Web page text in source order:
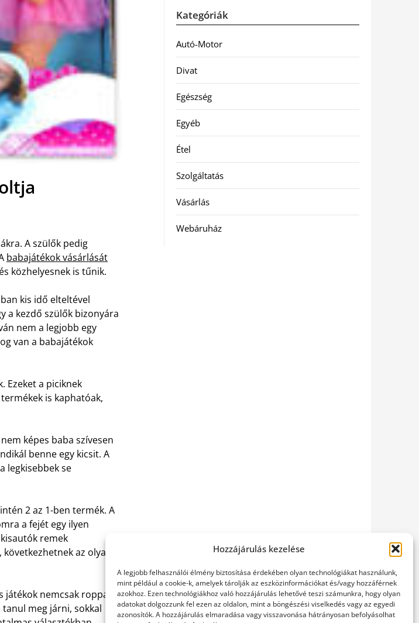
Hozzájárulás kezelése
A legjobb felhasználói élmény biztosítása érdekében olyan technológiákat használunk,
mint például a cookie-k, amelyek tárolják az eszközinformációkat és/vagy hozzáférnek
azokhoz. Ezen technológiákhoz való hozzájárulás lehetővé teszi számunkra, hogy olyan
adatokat dolgozzunk fel ezen az oldalon, mint a böngészési viselkedés vagy az egyedi
azonosítók. A hozzájárulás elmaradása vagy visszavonása hátrányosan befolyásolhat
A szülők pedig
babajátékok vásárlását
közhelyesnek is tűnik.
kis idő elteltével
a kezdő szülők bizonyára
nem a legjobb egy
van a babajátékok
Ezeket a piciknek
is kaphatóak,
képes baba szívesen
benne egy kicsit. A
legkisebbek se
2 az 1-ben termék. A
a fejét egy ilyen
remek
az olyan
játékok nemcsak roppant
meg járni, sokkal
Kategóriák
Autó-Motor
Divat
Egészség
Egyéb
Étel
Szolgáltatás
Vásárlás
Webáruház